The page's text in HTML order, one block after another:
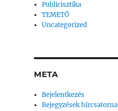
Publicisztika
TEMETŐ
Uncategorized
META
Bejelentkezés
Bejegyzések hírcsatorna